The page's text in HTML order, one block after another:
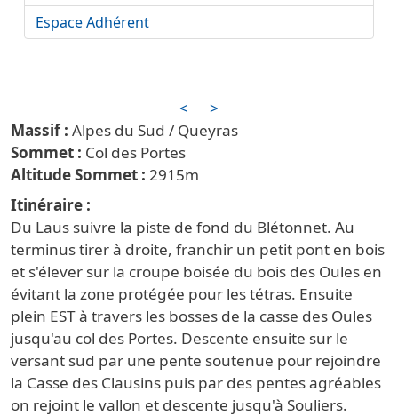
<
>
Alpes du Sud / Queyras
Col des Portes
2915
Itinéraire
Du Laus suivre la piste de fond du Blétonnet. Au
terminus tirer à droite, franchir un petit pont en bois
et s'élever sur la croupe boisée du bois des Oules en
évitant la zone protégée pour les tétras. Ensuite
plein EST à travers les bosses de la casse des Oules
jusqu'au col des Portes. Descente ensuite sur le
versant sud par une pente soutenue pour rejoindre
la Casse des Clausins puis par des pentes agréables
on rejoint le vallon et descente jusqu'à Souliers.
Espace Adhérent